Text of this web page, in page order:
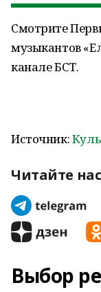
Смотрите
музыкантов
канале БСТ.
Источник:
Читайте нас
Выбор